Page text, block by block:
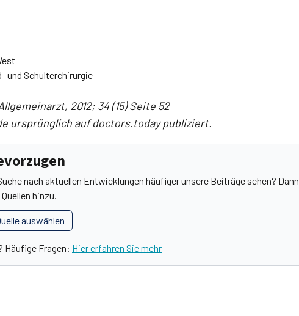
und Schulterchirurgie
2012; 34 (15) Seite 52
ursprünglich auf doctors.today publiziert.
nach aktuellen Entwicklungen häufiger unsere Beiträge sehen?
hinzu.
auswählen
Fragen: Hier erfahren Sie mehr